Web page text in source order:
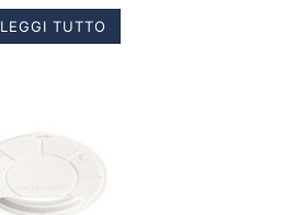
LEGGI TUTTO